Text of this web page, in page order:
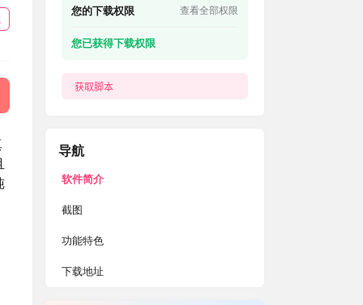
您的下载权限 查看全部权限
您已获得下载权限
获取脚本
导航
软件简介
截图
功能特色
下载地址